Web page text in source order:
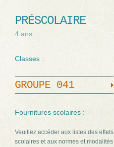
PRÉSCOLAIRE
4 ans
Classes :
GROUPE 041
Fournitures scolaires :
Veuillez accéder aux listes des effets
scolaires et aux normes et modalités